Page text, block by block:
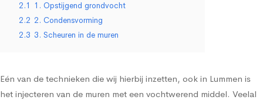
2.1 1. Opstijgend grondvocht
2.2 2. Condensvorming
2.3 3. Scheuren in de muren
Eén van de technieken die wij hierbij inzetten, ook in Lummen is
het injecteren van de muren met een vochtwerend middel. Veelal